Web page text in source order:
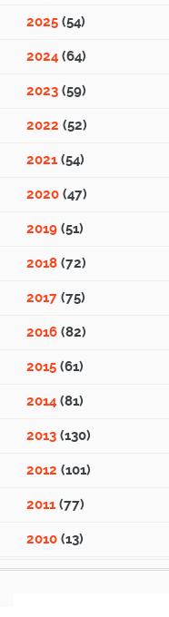
2025 (54)
2024 (64)
2023 (59)
2022 (52)
2021 (54)
2020 (47)
2019 (51)
2018 (72)
2017 (75)
2016 (82)
2015 (61)
2014 (81)
2013 (130)
2012 (101)
2011 (77)
2010 (13)